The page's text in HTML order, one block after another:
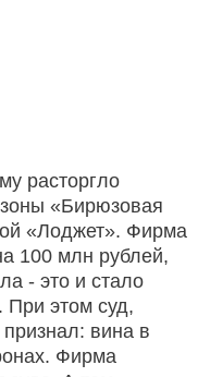
расторгло
«Бирюзовая
«Лоджет». Фирма
100 млн рублей,
- это и стало
При этом суд,
вина в
Фирма